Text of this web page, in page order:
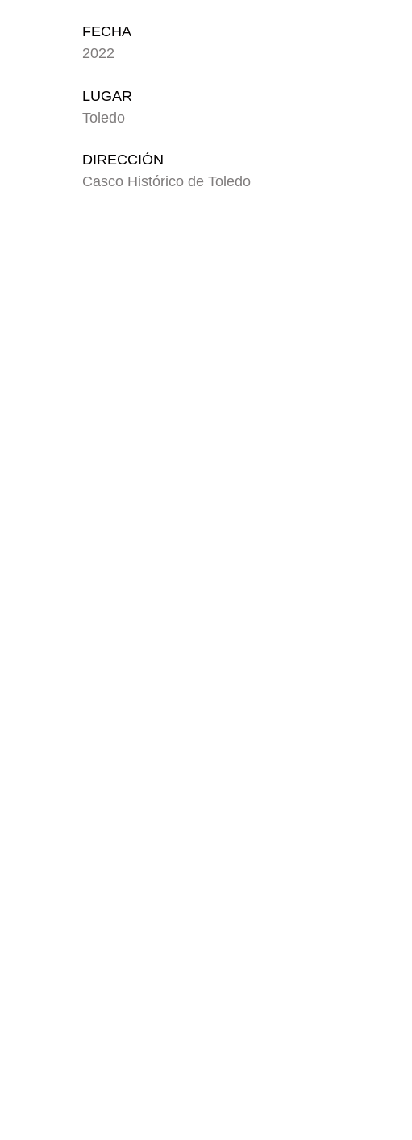
FECHA
2022
LUGAR
Toledo
DIRECCIÓN
Casco Histórico de Toledo